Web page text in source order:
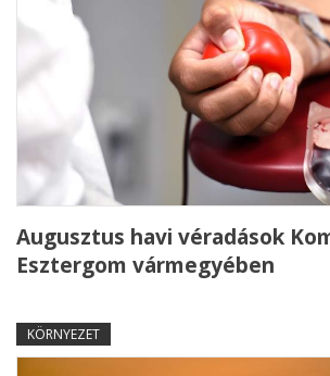
Augusztus havi véradások
Esztergom vármegyében
KÖRNYEZET